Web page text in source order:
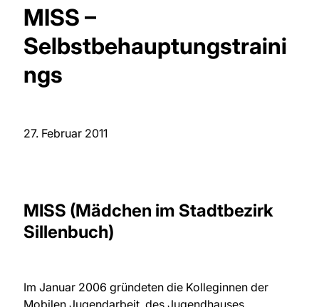
MISS –
Selbstbehauptungstraini
ngs
27. Februar 2011
MISS (Mädchen im Stadtbezirk
Sillenbuch)
Im Januar 2006 gründeten die Kolleginnen der
Mobilen Jugendarbeit, des Jugendhauses